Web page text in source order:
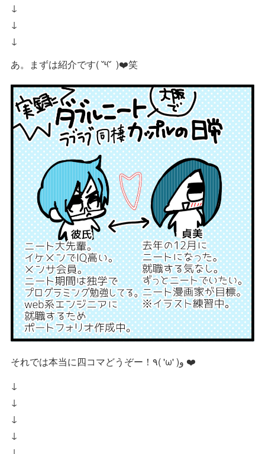
↓
↓
↓
あ。まずは紹介です( ˘༥˘ )❤️笑
それでは本当に四コマどうぞー！٩( 'ω' )و ❤️
↓
↓
↓
↓